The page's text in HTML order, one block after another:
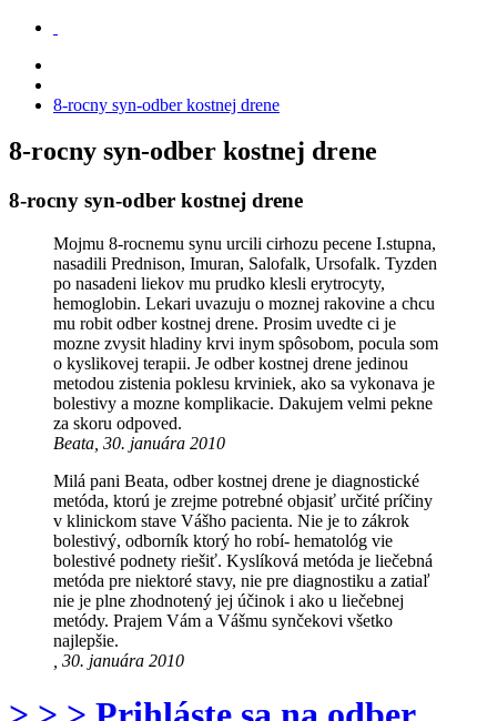
8-rocny syn-odber kostnej drene
8-rocny syn-odber kostnej drene
8-rocny syn-odber kostnej drene
Mojmu 8-rocnemu synu urcili cirhozu pecene I.stupna,
nasadili Prednison, Imuran, Salofalk, Ursofalk. Tyzden
po nasadeni liekov mu prudko klesli erytrocyty,
hemoglobin. Lekari uvazuju o moznej rakovine a chcu
mu robit odber kostnej drene. Prosim uvedte ci je
mozne zvysit hladiny krvi inym spôsobom, pocula som
o kyslikovej terapii. Je odber kostnej drene jedinou
metodou zistenia poklesu krviniek, ako sa vykonava je
bolestivy a mozne komplikacie. Dakujem velmi pekne
za skoru odpoved.
Beata, 30. januára 2010
Milá pani Beata, odber kostnej drene je diagnostické
metóda, ktorú je zrejme potrebné objasiť určité príčiny
v klinickom stave Vášho pacienta. Nie je to zákrok
bolestivý, odborník ktorý ho robí- hematológ vie
bolestivé podnety riešiť. Kyslíková metóda je liečebná
metóda pre niektoré stavy, nie pre diagnostiku a zatiaľ
nie je plne zhodnotený jej účinok i ako u liečebnej
metódy. Prajem Vám a Vášmu synčekovi všetko
najlepšie.
, 30. januára 2010